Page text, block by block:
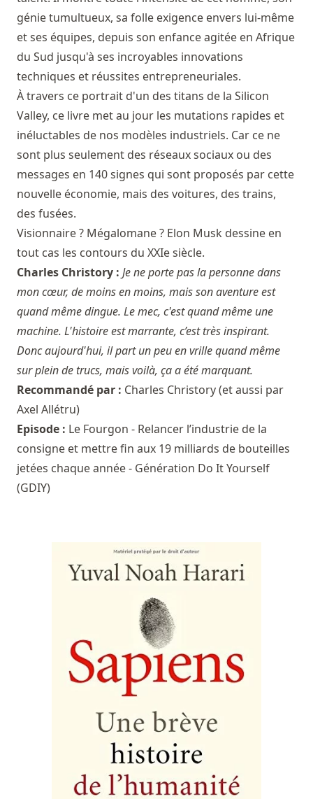
génie tumultueux, sa folle exigence envers lui-même
et ses équipes, depuis son enfance agitée en Afrique
du Sud jusqu'à ses incroyables innovations
techniques et réussites entrepreneuriales.
À travers ce portrait d'un des titans de la Silicon
Valley, ce livre met au jour les mutations rapides et
inéluctables de nos modèles industriels. Car ce ne
sont plus seulement des réseaux sociaux ou des
messages en 140 signes qui sont proposés par cette
nouvelle économie, mais des voitures, des trains,
des fusées.
Visionnaire ? Mégalomane ? Elon Musk dessine en
tout cas les contours du XXIe siècle.
Charles Christory : Je ne porte pas la personne dans
mon cœur, de moins en moins, mais son aventure est
quand même dingue. Le mec, c'est quand même une
machine. L'histoire est marrante, c’est très inspirant.
Donc aujourd'hui, il part un peu en vrille quand même
sur plein de trucs, mais voilà, ça a été marquant.
Recommandé par : Charles Christory(et aussi par
Axel Allétru)
Episode : Le Fourgon - Relancer l’industrie de la
consigne et mettre fin aux 19 milliards de bouteilles
jetées chaque année - Génération Do It Yourself
(GDIY)